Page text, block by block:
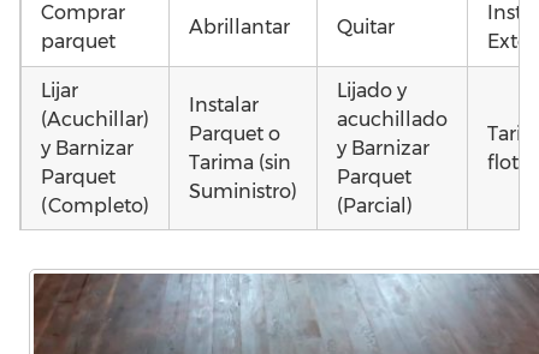
Comprar
parquet
Abrillantar Quitar
Lijar
(Acuchillar)
y Barnizar
Parquet
(Completo)
Instalar
Parquet o
Tarima (sin
Suministro)
Lijado y
acuchillado
y Barnizar
Parquet
(Parcial)
Instalar
parquet o
Tarima
Instalar
parquet o
Tarima
Instalar
parquet o
Tarima